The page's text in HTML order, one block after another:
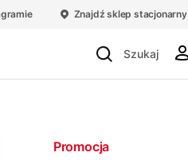
Znajdź sklep stacjonarny
Promocja